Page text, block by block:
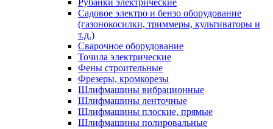
Рубанки электрические
Садовое электро и бензо оборудование
(газонокосилки, триммеры, культиваторы и
т.д.)
Сварочное оборудование
Точила электрические
Фены строительные
Фрезеры, кромкорезы
Шлифмашины вибрационные
Шлифмашины ленточные
Шлифмашины плоские, прямые
Шлифмашины полировальные